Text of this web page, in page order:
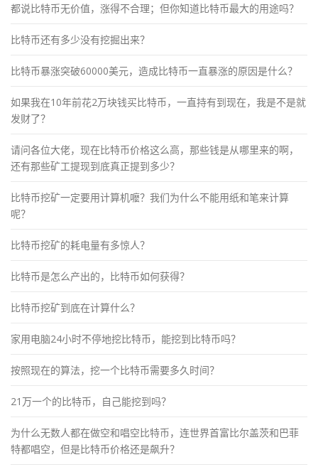
都说比特币无价值，涨得不合理；但你知道比特币最大的用途吗？
比特币还有多少没有挖掘出来？
比特币暴涨突破60000美元，造成比特币一直暴涨的原因是什么？
如果我在10年前花2万块钱买比特币，一直持有到现在，我是不是就
发财了？
请问各位大佬，现在比特币价格这么高，那些钱是从哪里来的啊，
还有那些矿工提现到底真正提到多少？
比特币挖矿一定要用计算机嚒？我们为什么不能用纸和笔来计算
呢？
比特币挖矿的耗电量有多惊人？
比特币是怎么产出的，比特币如何获得？
比特币挖矿到底在计算什么？
家用电脑24小时不停地挖比特币，能挖到比特币吗？
按照现在的算法，挖一个比特币需要多久时间？
21万一个的比特币，自己能挖到吗？
为什么无数人都在做空和唱空比特币，连世界首富比尔盖茨和巴菲
特都唱空，但是比特币价格还是飙升？